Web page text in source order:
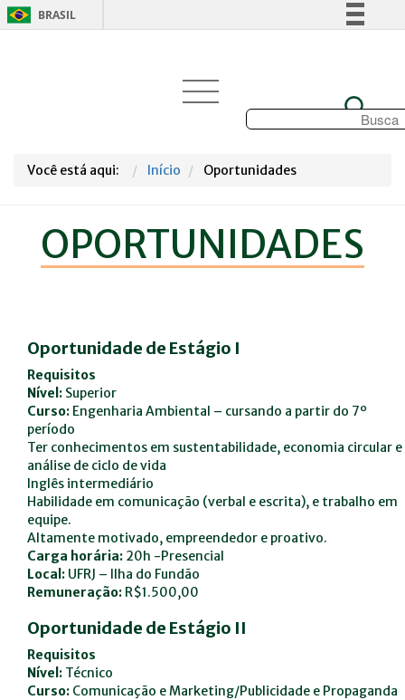
BRASIL
Acesso à informação
Canais
Você está aqui: Início Oportunidades
OPORTUNIDADES
Oportunidade de Estágio I
Requisitos
Nível: Superior
Curso: Engenharia Ambiental – cursando a partir do 7º
período
Ter conhecimentos em sustentabilidade, economia circular e
análise de ciclo de vida
Inglês intermediário
Habilidade em comunicação (verbal e escrita), e trabalho em
equipe.
Altamente motivado, empreendedor e proativo.
Carga horária: 20h -Presencial
Local: UFRJ – Ilha do Fundão
Remuneração: R$1.500,00
Oportunidade de Estágio II
Requisitos
Nível: Técnico
Curso: Comunicação e Marketing/Publicidade e Propaganda